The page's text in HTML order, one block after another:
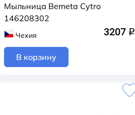
Мыльница Bemeta Cytro
146208302
Чехия 3207 q
В корзину